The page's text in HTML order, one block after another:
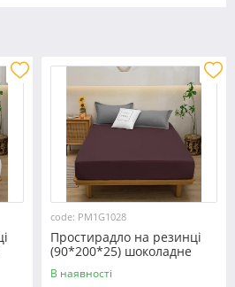
code: PM1G1028
Простирадло на резинці
(90*200*25) шоколадне
№1028
В наявності